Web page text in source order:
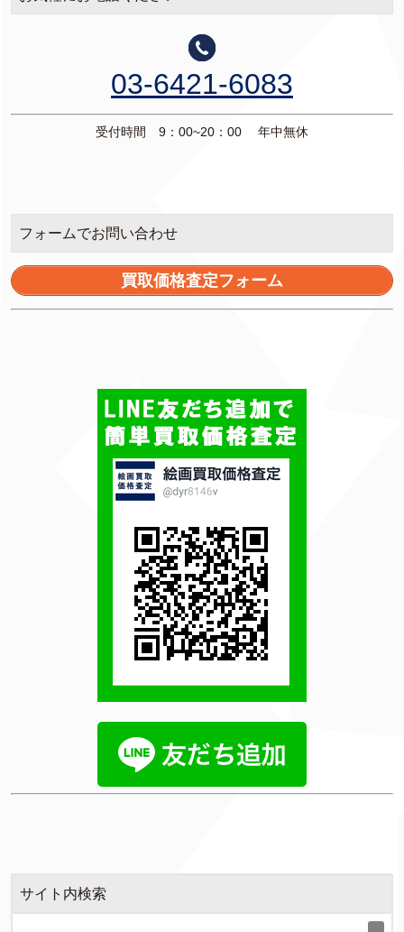
03-6421-6083
受付時間 9：00~20：00 年中無休
フォームでお問い合わせ
買取価格査定フォーム
サイト内検索